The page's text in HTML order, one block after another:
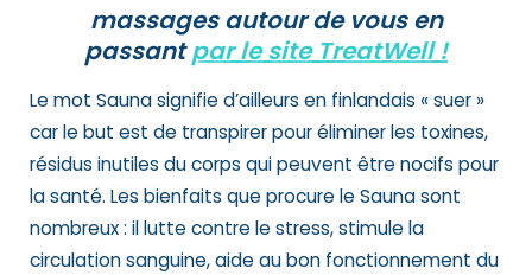
massages autour de vous en
passantpar le site TreatWell !
Le mot Sauna signifie d’ailleurs en finlandais « suer »
car le but est de transpirer pour éliminer les toxines,
résidus inutiles du corps qui peuvent être nocifs pour
la santé. Les bienfaits que procure le Sauna sont
nombreux : il lutte contre le stress, stimule la
circulation sanguine, aide au bon fonctionnement du